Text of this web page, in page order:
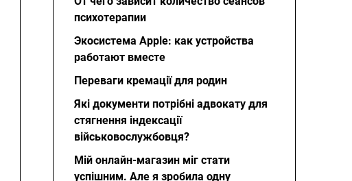
психотерапии
Экосистема Apple: как устройства
работают вместе
Переваги кремації для родин
Які документи потрібні адвокату для
стягнення індексації
військовослужбовця?
Мій онлайн-магазин міг стати
успішним. Але я зробила одну